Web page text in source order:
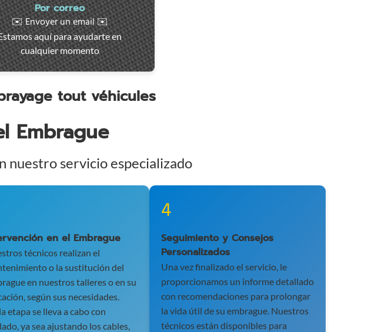
Por correo
✉️ Envoyer un email ✉️
aquí para ayudarte en
cualquier momento
tout véhicules
Embrague
nuestro servicio especializado
en el Embrague
técnicos realizan el
o la sustitución del
en nuestros talleres o en su
según sus necesidades.
etapa se lleva a cabo con
ya sea ajustando los cables,
4
Seguimiento y Consejos
Personalizados
Una vez finalizado el servicio, le
proporcionamos un informe detallado
con recomendaciones para prolongar
la vida útil de su embrague. Nuestros
técnicos están disponibles para